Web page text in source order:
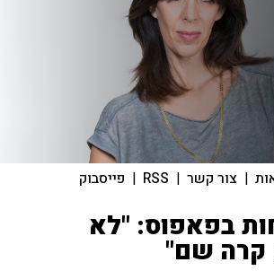
| צור קשר |
RSS
| פייסבוק
בפאפוס: "לא
קרה שם"